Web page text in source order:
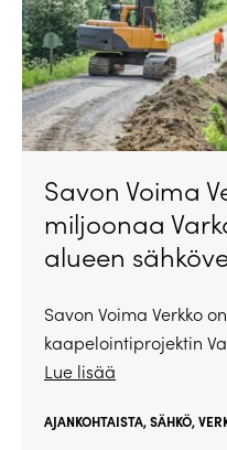
Savon Voima
miljoonaa
alueen
Savon Voima Verkko
kaapelointiprojektin
Lue lisää
AJANKOHTAISTA,SÄHKÖ,